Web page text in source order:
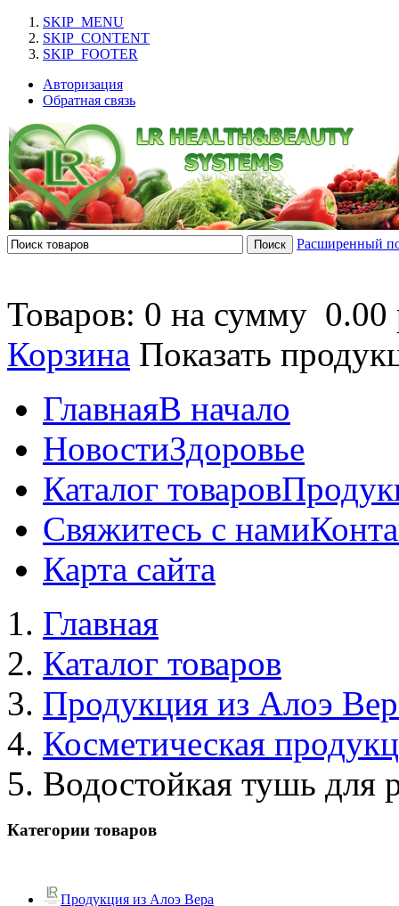
SKIP_MENU
SKIP_CONTENT
SKIP_FOOTER
Авторизация
Обратная связь
Расширенный
Товаров: 0 на сумму 0.00
Корзина Показать
ГлавнаяВ начало
НовостиЗдоровье
Каталог товаров
Свяжитесь с нами
Карта сайта
Главная
Каталог товаров
Продукция из Алоэ
Косметическая
Водостойкая тушь для
Категории товаров
Продукция из Алоэ Вера